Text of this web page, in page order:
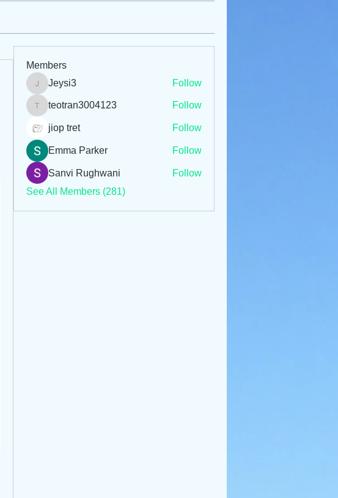
Members
Jeysi3
Jeysi3 Follow
teotran3004123
teotran3004123 Follow
jiop tret Follow
Emma Parker Follow
Sanvi Rughwani
Follow
See All Members (281)